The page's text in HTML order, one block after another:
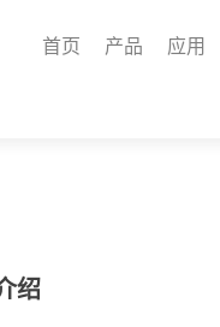
首页 产品 应用
绍